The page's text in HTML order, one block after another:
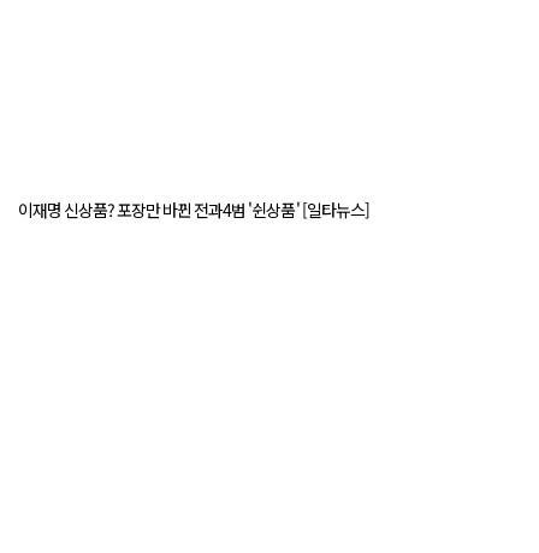
이재명 신상품? 포장만 바뀐 전과4범 '쉰상품' [일타뉴스]